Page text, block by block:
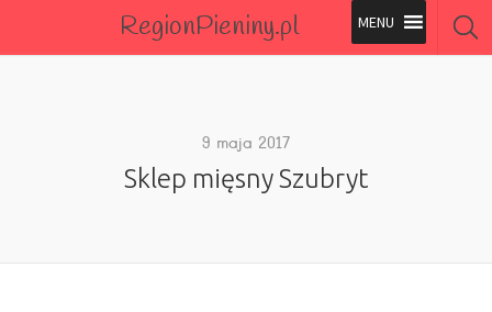
RegionPieniny.pl
Wszystkie Obiekty
9 maja 2017
Sklep mięsny Szubryt